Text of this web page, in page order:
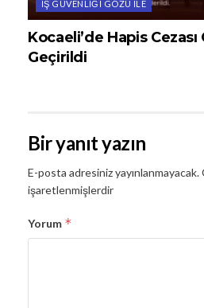
İŞ GÜVENLIĞI GÖZÜ ILE
Kocaeli’de Hapis Cezası
Geçirildi
Bir yanıt yazın
E-posta adresiniz yayınlanmayacak.
işaretlenmişlerdir
Yorum *